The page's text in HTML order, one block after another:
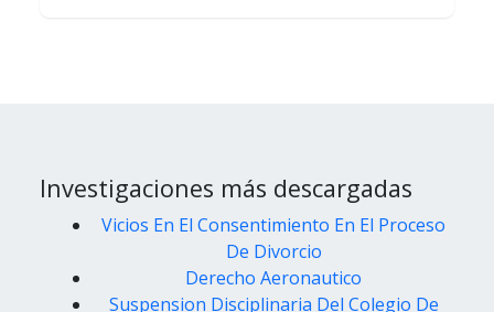
Investigaciones más descargadas
Vicios En El Consentimiento En El Proceso
De Divorcio
Derecho Aeronautico
Suspension Disciplinaria Del Colegio De